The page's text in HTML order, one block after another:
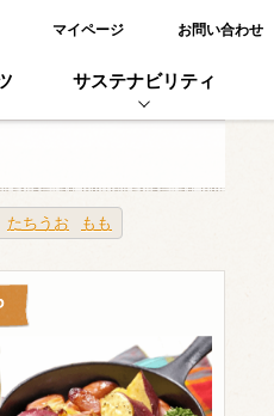
しいウィンドウで開く
マイページ お問い合わせ
サステナビリティ
たちうお もも